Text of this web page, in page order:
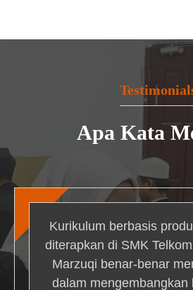
Apa Kata
Kurikulum berbasis
diterapkan di SMK
Marzuqi benar-benar
dalam mengembangkan